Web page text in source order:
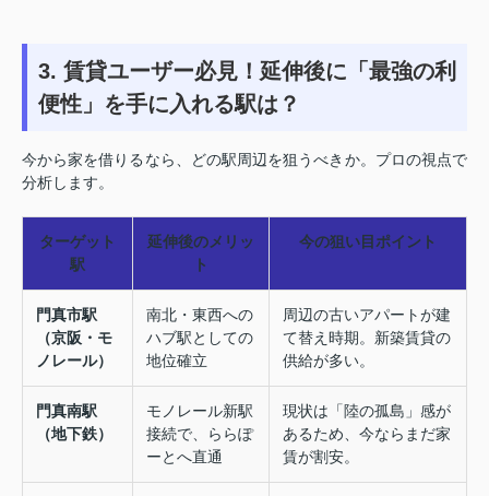
3. 賃貸ユーザー必見！延伸後に「最強の利
便性」を手に入れる駅は？
今から家を借りるなら、どの駅周辺を狙うべきか。プロの視点で
分析します。
ターゲット
駅
延伸後のメリッ
ト
今の狙い目ポイント
門真市駅
（京阪・モ
ノレール）
南北・東西への
ハブ駅としての
地位確立
周辺の古いアパートが建
て替え時期。新築賃貸の
供給が多い。
門真南駅
（地下鉄）
モノレール新駅
接続で、ららぽ
ーとへ直通
現状は「陸の孤島」感が
あるため、今ならまだ家
賃が割安。